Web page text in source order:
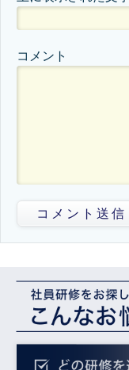
コメント
コメント送信